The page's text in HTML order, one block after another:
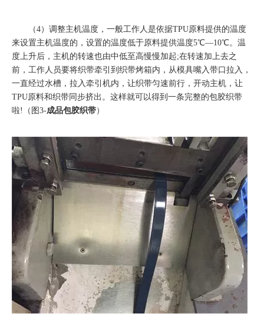
（4）调整主机温度，一般工作人是依据TPU原料提供的温度
来设置主机温度的，设置的温度低于原料提供温度5℃—10℃。温
度上升后，主机的转速也由中低至高慢慢加起;在转速加上去之
前，工作人员要将织带牵引到织带烤箱内，从模具嘴入带口拉入，
一直经过水槽，拉入牵引机内，让织带匀速前行，开动主机，让
TPU原料和织带同步挤出。这样就可以得到一条完整的包胶织带
啦!（图3-成品包胶织带）